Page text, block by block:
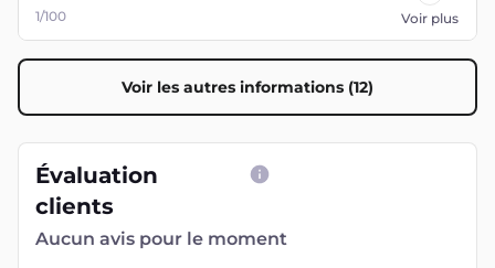
1/100 Voir plus
Voir les autres informations (12)
Évaluation
clients
Aucun avis pour le moment